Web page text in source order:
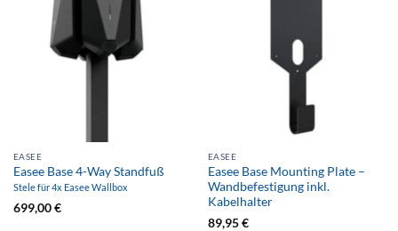
EASEE
Easee Base 4-Way Standfuß
Stele für 4x Easee Wallbox
699,00€
EASEE
Easee Base Mounting Plate –
Wandbefestigung inkl.
Kabelhalter
89,95€